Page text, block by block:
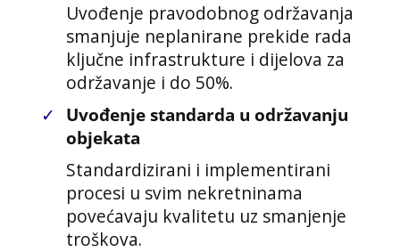
Uvođenje pravodobnog održavanja
smanjuje neplanirane prekide rada
ključne infrastrukture i dijelova za
održavanje i do 50%.
✓
Uvođenje standarda u održavanju
objekata
Standardizirani i implementirani
procesi u svim nekretninama
povećavaju kvalitetu uz smanjenje
troškova.